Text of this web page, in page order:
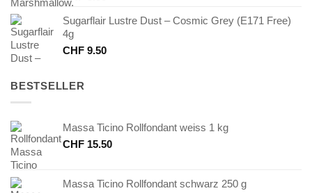
Sugarflair Lustre Dust – Cosmic Grey (E171 Free)
4g
CHF 9.50
BESTSELLER
Massa Ticino Rollfondant weiss 1 kg
CHF 15.50
Massa Ticino Rollfondant schwarz 250 g